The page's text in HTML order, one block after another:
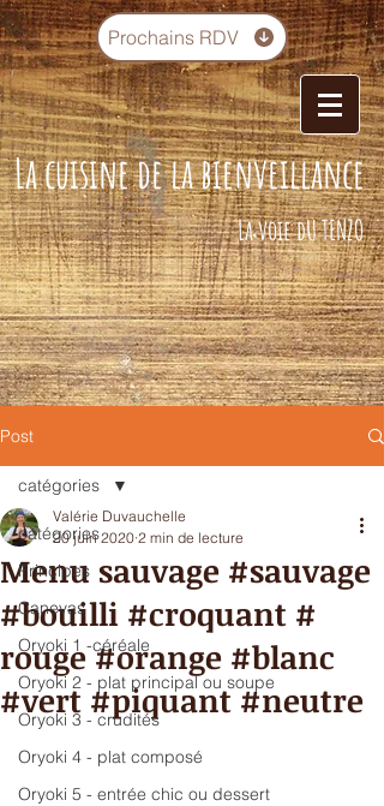
Prochains RDV
La cuisine de la bienveillance
La voie dU TENZO
Post
catégories
Principes
Canevas
Oryoki 1 -céréale
Oryoki 2 - plat principal ou soupe
Oryoki 3 - crudités
Oryoki 4 - plat composé
Oryoki 5 - entrée chic ou dessert
catégories
Menu sauvage #sauvage
#bouilli #croquant #
rouge #orange #blanc
#vert #piquant #neutre
Valérie Duvauchelle
20 juin 2020 2 min de lecture